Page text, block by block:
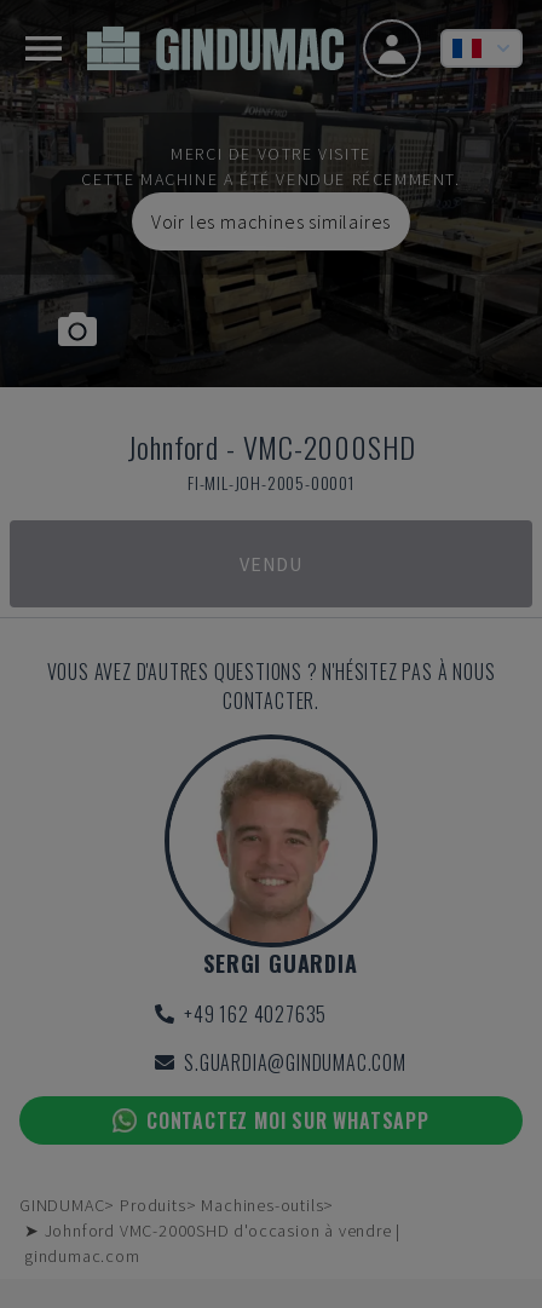
MERCI DE VOTRE VISITE
CETTE MACHINE A ÉTÉ VENDUE RÉCEMMENT.
Voir les machines similaires
Johnford - VMC-2000SHD
FI-MIL-JOH-2005-00001
VENDU
VOUS AVEZ D'AUTRES QUESTIONS ? N'HÉSITEZ PAS À NOUS
CONTACTER.
SERGI GUARDIA
+49 162 4027635
S.GUARDIA@GINDUMAC.COM
CONTACTEZ MOI SUR WHATSAPP
GINDUMAC Produits
Machines-outils
➤ Johnford VMC-2000SHD d'occasion à vendre |
gindumac.com